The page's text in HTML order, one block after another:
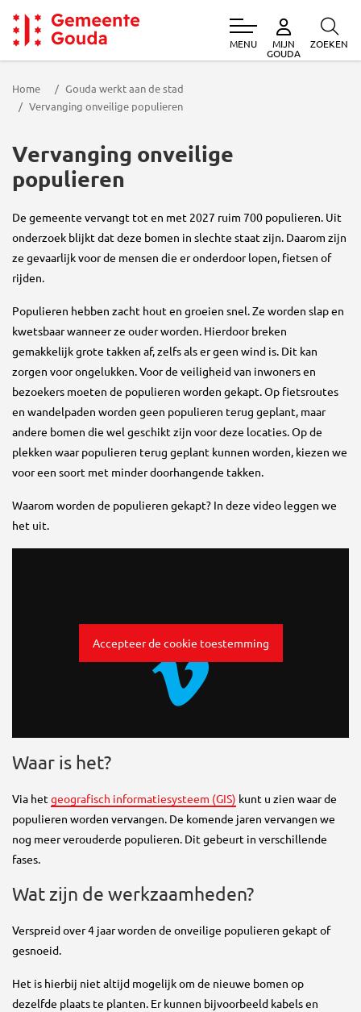
Gemeente Gouda
MENU MIJN
GOUDA
ZOEKEN
Home
Gouda werkt aan de stad
Vervanging onveilige populieren
Vervanging onveilige
populieren
De gemeente vervangt tot en met 2027 ruim 700 populieren. Uit
onderzoek blijkt dat deze bomen in slechte staat zijn. Daarom zijn
ze gevaarlijk voor de mensen die er onderdoor lopen, fietsen of
rijden.
Populieren hebben zacht hout en groeien snel. Ze worden slap en
kwetsbaar wanneer ze ouder worden. Hierdoor breken
gemakkelijk grote takken af, zelfs als er geen wind is. Dit kan
zorgen voor ongelukken. Voor de veiligheid van inwoners en
bezoekers moeten de populieren worden gekapt. Op fietsroutes
en wandelpaden worden geen populieren terug geplant, maar
andere bomen die wel geschikt zijn voor deze locaties. Op de
plekken waar populieren terug geplant kunnen worden, kiezen we
voor een soort met minder doorhangende takken.
Waarom worden de populieren gekapt? In deze video leggen we
het uit.
Accepteer de cookie toestemming
Waar is het?
Via het geografisch informatiesysteem (GIS) kunt u zien waar de
populieren worden vervangen. De komende jaren vervangen we
nog meer verouderde populieren. Dit gebeurt in verschillende
fases.
Wat zijn de werkzaamheden?
Verspreid over 4 jaar worden de onveilige populieren gekapt of
gesnoeid.
Het is hierbij niet altijd mogelijk om de nieuwe bomen op
dezelfde plaats te planten. Er kunnen bijvoorbeeld kabels en